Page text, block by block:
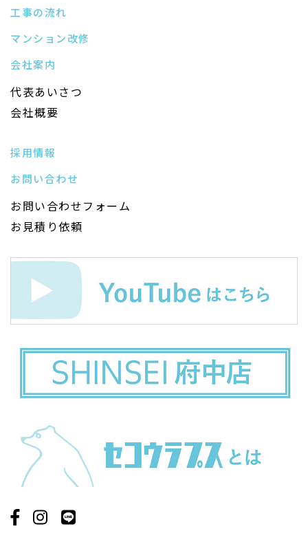
工事の流れ
マンション改修
会社案内
代表あいさつ
会社概要
採用情報
お問い合わせ
お問い合わせフォーム
お見積り依頼